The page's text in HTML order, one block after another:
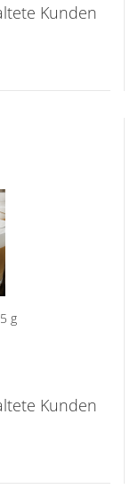
Kunden
g
Kunden